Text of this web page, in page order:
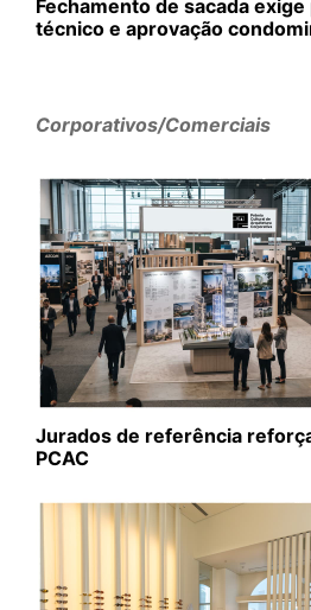
Fechamento de sacada
técnico e aprovação
Corporativos/Comerciais
Jurados de referência
PCAC